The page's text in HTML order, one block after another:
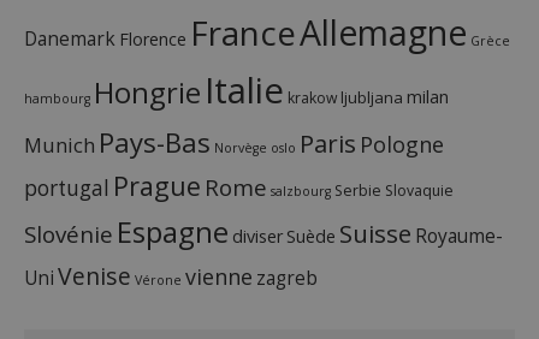
Danemark Florence FranceAllemagne Grèce
hambourg Hongrie Italie krakow ljubljana milan
Munich Pays-Bas Norvège oslo Paris Pologne
portugal Prague Rome salzbourg Serbie Slovaquie
Slovénie Espagne diviser Suède Suisse Royaume-
UniVenise Vérone vienne zagreb